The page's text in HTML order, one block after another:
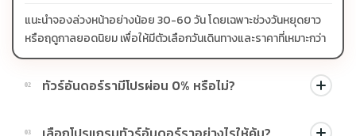
แนะนำจองล่วงหน้าอย่างน้อย 30-60 วัน โดยเฉพาะช่วงวันหยุดยาว
หรือฤดูกาลยอดนิยม เพื่อให้มีตัวเลือกวันเดินทางและราคาที่เหมาะกว่า
02 ทัวร์อันดอร์รามีโปรผ่อน 0% หรือไม่?
บางโปรแกรมมีโปรผ่อน 0% หรือโปรโมชั่นบัตรเครดิตตามเงื่อนไขที่
03